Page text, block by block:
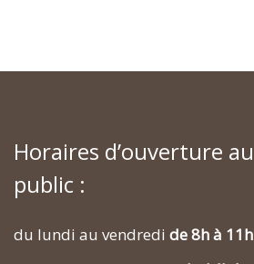
Horaires d’ouverture au
public :
du lundi au vendredi de 8h à 11h